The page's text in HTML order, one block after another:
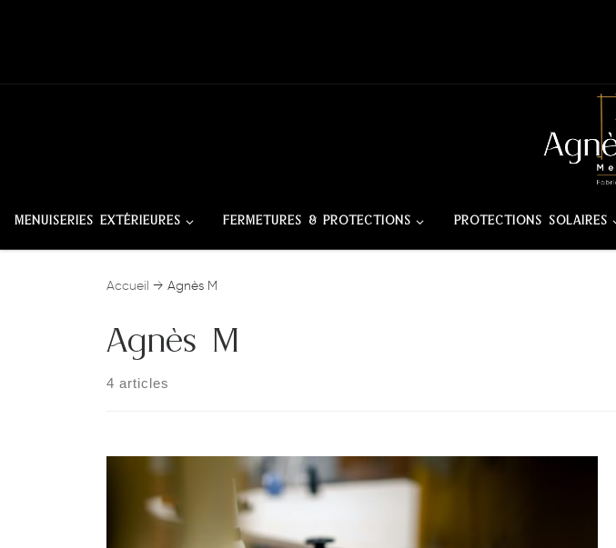
MENUISERIES EXTÉRIEURES FERMETURES & PROTECTIONS PROTECTIONS SOLAIRES
Accueil → Agnès M
Agnès M
4 articles